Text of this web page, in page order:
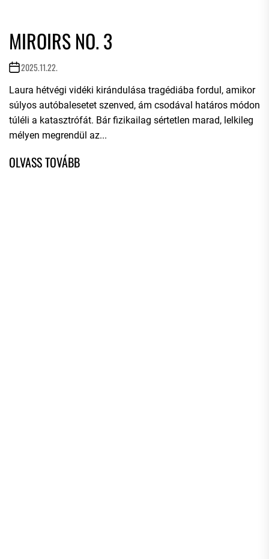
MIROIRS NO. 3
2025.11.22.
Laura hétvégi vidéki kirándulása tragédiába fordul, amikor
súlyos autóbalesetet szenved, ám csodával határos módon
túléli a katasztrófát. Bár fizikailag sértetlen marad, lelkileg
mélyen megrendül az...